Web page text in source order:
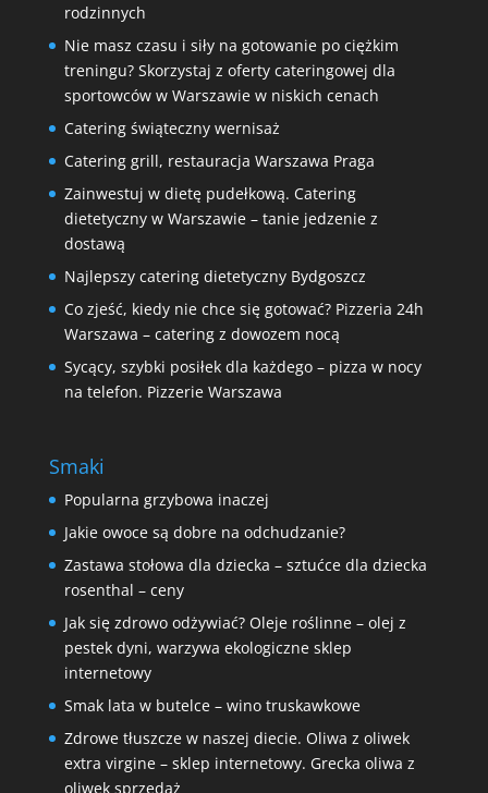
rodzinnych
Nie masz czasu i siły na gotowanie po ciężkim
treningu? Skorzystaj z oferty cateringowej dla
sportowców w Warszawie w niskich cenach
Catering świąteczny wernisaż
Catering grill, restauracja Warszawa Praga
Zainwestuj w dietę pudełkową. Catering
dietetyczny w Warszawie – tanie jedzenie z
dostawą
Najlepszy catering dietetyczny Bydgoszcz
Co zjeść, kiedy nie chce się gotować? Pizzeria 24h
Warszawa – catering z dowozem nocą
Sycący, szybki posiłek dla każdego – pizza w nocy
na telefon. Pizzerie Warszawa
Smaki
Popularna grzybowa inaczej
Jakie owoce są dobre na odchudzanie?
Zastawa stołowa dla dziecka – sztućce dla dziecka
rosenthal – ceny
Jak się zdrowo odżywiać? Oleje roślinne – olej z
pestek dyni, warzywa ekologiczne sklep
internetowy
Smak lata w butelce – wino truskawkowe
Zdrowe tłuszcze w naszej diecie. Oliwa z oliwek
extra virgine – sklep internetowy. Grecka oliwa z
oliwek sprzedaż